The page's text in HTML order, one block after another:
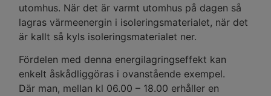
utomhus. När det är varmt utomhus på dagen så
lagras värmeenergin i isoleringsmaterialet, när det
är kallt så kyls isoleringsmaterialet ner.
Fördelen med denna energilagringseffekt kan
enkelt åskådliggöras i ovanstående exempel.
Där man, mellan kl 06.00 – 18.00 erhåller en